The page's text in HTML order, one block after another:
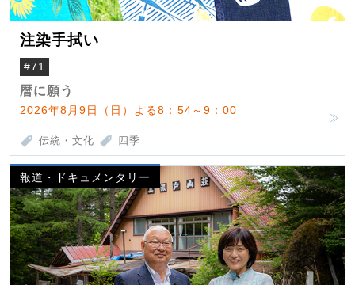
注染手拭い
#71
暦に願う
2026年8月9日（日）よる8：54～9：00
伝統・文化 四季
報道・ドキュメンタリー